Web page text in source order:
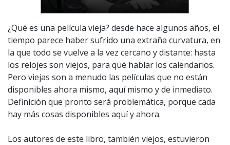
¿Qué es una película vieja? desde hace algunos años, el
tiempo parece haber sufrido una extraña curvatura, en
la que todo se vuelve a la vez cercano y distante: hasta
los relojes son viejos, para qué hablar los calendarios.
Pero viejas son a menudo las películas que no están
disponibles ahora mismo, aquí mismo y de inmediato.
Definición que pronto será problemática, porque cada
hay más cosas disponibles aquí y ahora.
Los autores de este libro, también viejos, estuvieron